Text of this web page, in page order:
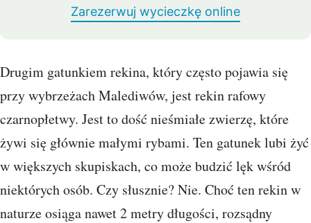
Zarezerwuj wycieczkę online
Drugim gatunkiem rekina, który często pojawia się
przy wybrzeżach Malediwów, jest rekin rafowy
czarnopłetwy. Jest to dość nieśmiałe zwierzę, które
żywi się głównie małymi rybami. Ten gatunek lubi żyć
w większych skupiskach, co może budzić lęk wśród
niektórych osób. Czy słusznie? Nie. Choć ten rekin w
naturze osiąga nawet 2 metry długości, rozsądny